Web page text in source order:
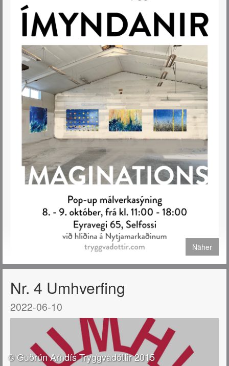
helgina 8. og 9. október 2022.
Näher
Nr. 4 Umhverfing
2022-06-10
© Guðrún Arndís Tryggvadóttir 2015